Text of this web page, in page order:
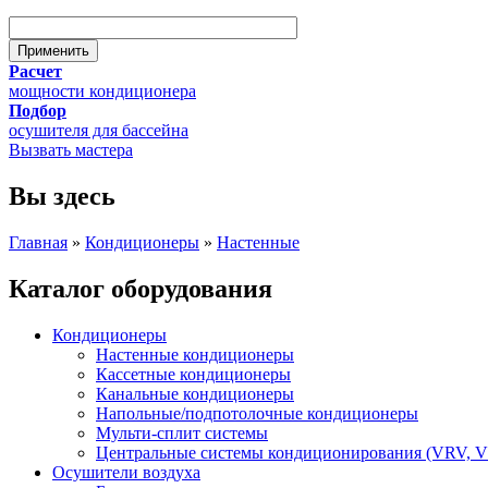
Расчет
мощности кондиционера
Подбор
осушителя для бассейна
Вызвать мастера
Вы здесь
Главная » Кондиционеры » Настенные
Каталог оборудования
Кондиционеры
Настенные кондиционеры
Кассетные кондиционеры
Канальные кондиционеры
Напольные/подпотолочные кондиционеры
Мульти-сплит системы
Центральные системы кондиционирования (VRV,
Осушители воздуха